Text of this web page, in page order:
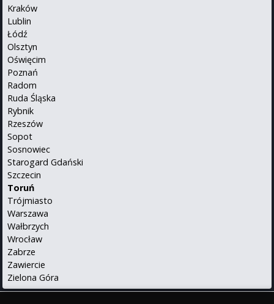
Kraków
Lublin
Łódź
Olsztyn
Oświęcim
Poznań
Radom
Ruda Śląska
Rybnik
Rzeszów
Sopot
Sosnowiec
Starogard Gdański
Szczecin
Toruń
Trójmiasto
Warszawa
Wałbrzych
Wrocław
Zabrze
Zawiercie
Zielona Góra